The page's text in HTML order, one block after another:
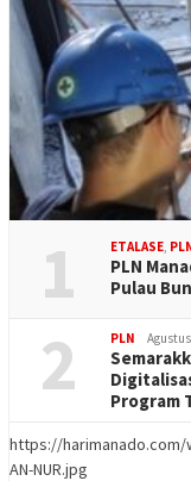
1 ETALASE,
PLN
Pulau
2 PLN
Program
https://harimanado.com/
AN-NUR.jpg